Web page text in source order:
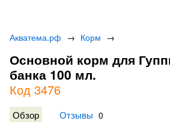
Акватема.рф → Корм →
Основной корм для
банка 100 мл.
Код 3476
Обзор Отзывы 0